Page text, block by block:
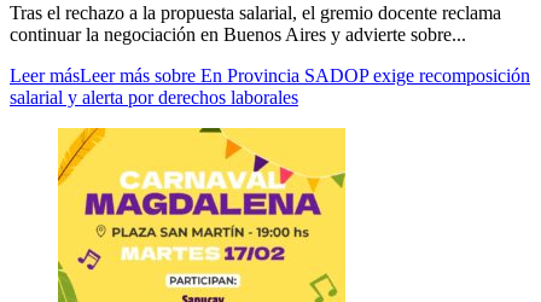
Tras el rechazo a la propuesta salarial, el gremio docente reclama
continuar la negociación en Buenos Aires y advierte sobre...
Leer másLeer más sobre En Provincia SADOP exige recomposición
salarial y alerta por derechos laborales